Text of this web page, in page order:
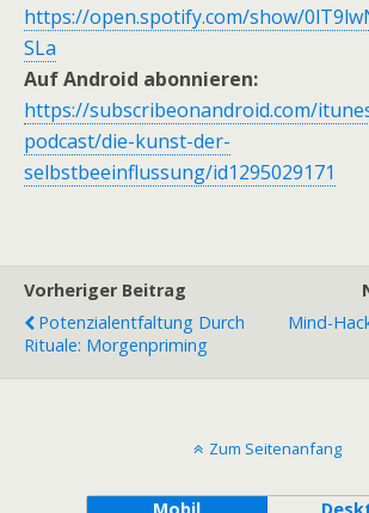
https://open.spotify.com/show/
SLa
Auf Android abonnieren:
https://subscribeonandroid.com/
podcast/die-kunst-der-
selbstbeeinflussung/id1295029171
Vorheriger Beitrag
Potenzialentfaltung Durch
Rituale: Morgenpriming
Mind-
Zum Seitenanfang